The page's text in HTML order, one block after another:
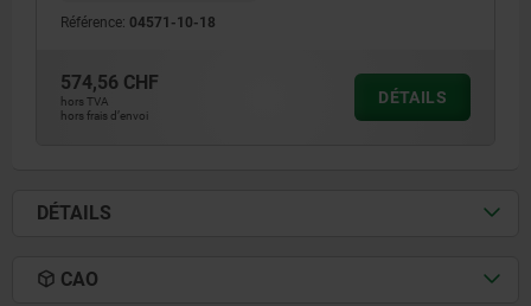
Référence: 04571-10-18
574,56 CHF
hors TVA
hors frais d’envoi
DÉTAILS
DÉTAILS
CAO